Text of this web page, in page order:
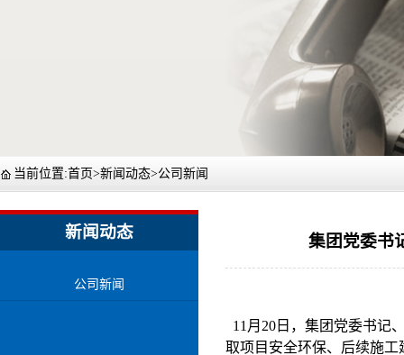
当前位置:首页>新闻动态>公司新闻
新闻动态
公司新闻
集团党委书
11月20日，集团党委书记
取项目安全环保、后续施工